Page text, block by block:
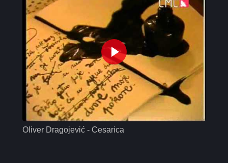
Oliver Dragojević - Cesarica